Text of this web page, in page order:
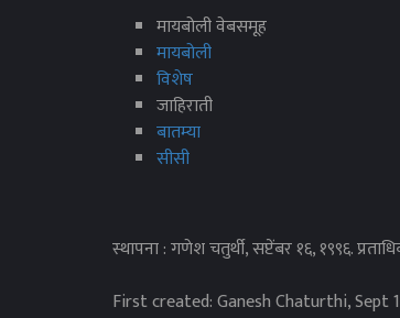
मायबोली वेबसमूह
मायबोली
विशेष
जाहिराती
बातम्या
सीसी
स्थापना : गणेश चतुर्थी, सप्टेंबर १६, १९९६.
First created: Ganesh Chaturthi, Sept